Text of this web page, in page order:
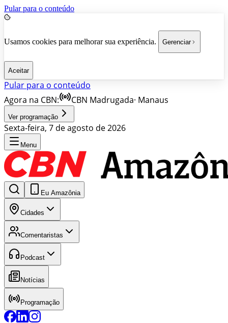
Pular para o conteúdo
Usamos cookies para melhorar sua experiência. Gerenciar
Aceitar
Pular para o conteúdo
Agora na CBN:
CBN Madrugada· Manaus
Ver programação
Sexta-feira, 7 de agosto de 2026
Menu
Eu Amazônia
Cidades
Comentaristas
Podcast
Notícias
Programação